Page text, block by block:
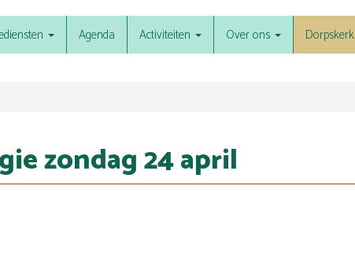
Agenda Activiteiten Over ons Dorpskerk
zondag 24 april